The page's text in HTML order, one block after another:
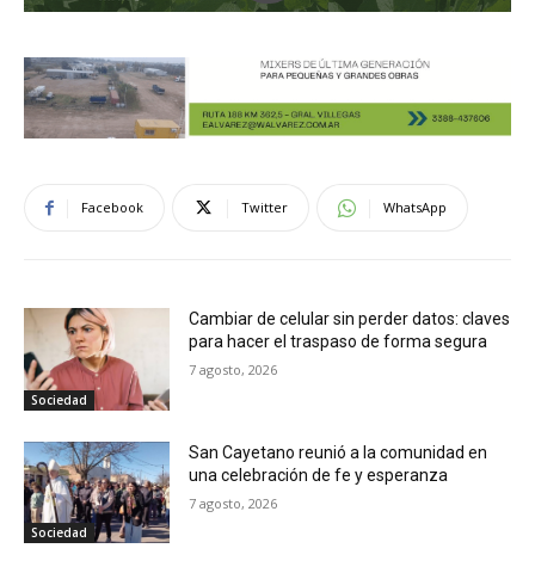
Facebook Twitter WhatsApp
Sociedad
Cambiar de celular sin perder datos: claves
para hacer el traspaso de forma segura
7 agosto, 2026
Sociedad
San Cayetano reunió a la comunidad en
una celebración de fe y esperanza
7 agosto, 2026